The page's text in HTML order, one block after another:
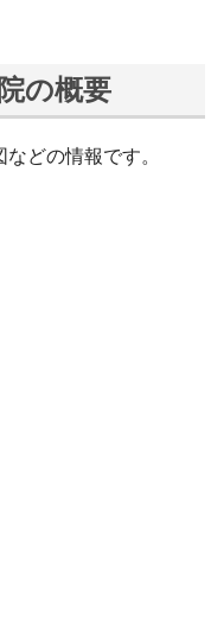
の概要
どの情報です。